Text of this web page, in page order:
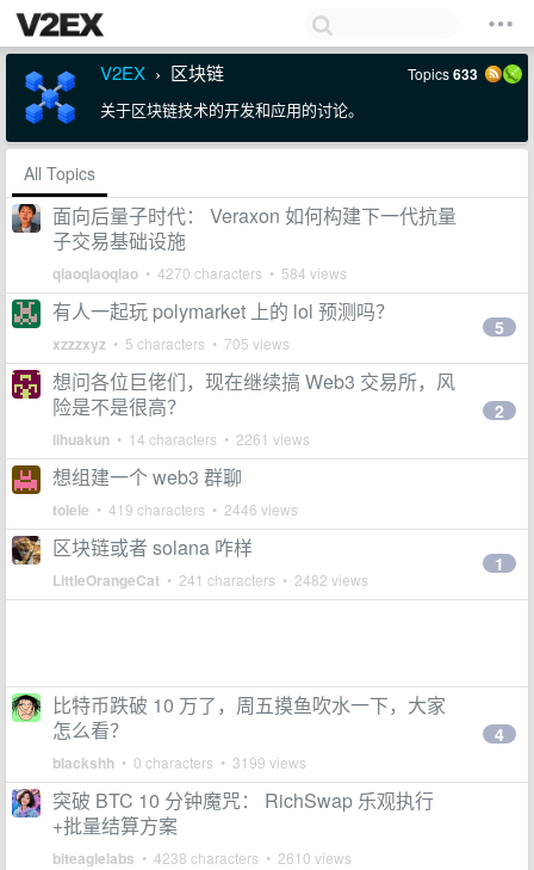
V2EX › 区块链 Topics633
关于区块链技术的开发和应用的讨论。
All Topics
面向后量子时代： Veraxon 如何构建下一代抗量
子交易基础设施
qiaoqiaoqiao • 4270 characters • 584 views
有人一起玩 polymarket 上的 lol 预测吗？
xzzzxyz • 5 characters • 705 views
5
想问各位巨佬们，现在继续搞 Web3 交易所，风
险是不是很高？
lihuakun • 14 characters • 2261 views
2
想组建一个 web3 群聊
tolele • 419 characters • 2446 views
区块链或者 solana 咋样
LittleOrangeCat • 241 characters • 2482 views
1
比特币跌破 10 万了，周五摸鱼吹水一下，大家
怎么看？
blackshh • 0 characters • 3199 views
4
突破 BTC 10 分钟魔咒： RichSwap 乐观执行
+批量结算方案
biteaglelabs • 4238 characters • 2610 views